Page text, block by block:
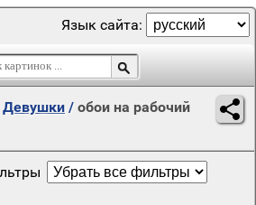
Язык сайта:
Девушки / обои на рабочий